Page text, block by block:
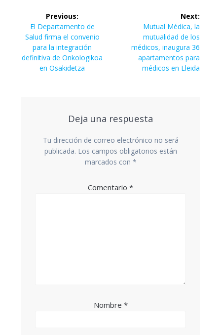
Navegación
entradas
Previous:
Previous
post:
El Departamento de
Salud firma el convenio
para la integración
definitiva de Onkologikoa
en Osakidetza
Next:
Next
post:
Mutual Médica, la
mutualidad de los
médicos, inaugura 36
apartamentos para
médicos en Lleida
Deja una respuesta
Tu dirección de correo electrónico no será
publicada. Los campos obligatorios están
marcados con *
Comentario *
Nombre *